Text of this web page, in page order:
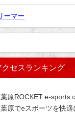
ーマー
クセスランキング
原ROCKET e-sports
原でeスポーツを快適